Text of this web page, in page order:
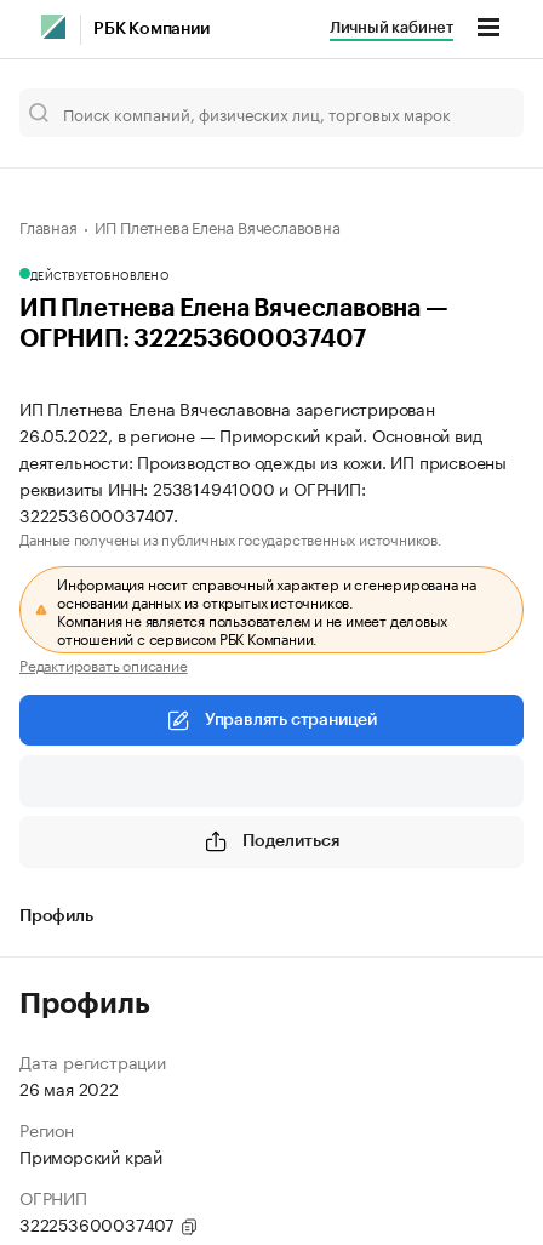
РБК Компании Личный кабинет
Главная ИП Плетнева Елена Вячеславовна
ДЕЙСТВУЕТОБНОВЛЕНО
ИП Плетнева Елена Вячеславовна —
ОГРНИП: 322253600037407
ИП Плетнева Елена Вячеславовна зарегистрирован
26.05.2022, в регионе — Приморский край. Основной вид
деятельности: Производство одежды из кожи. ИП присвоены
реквизиты ИНН: 253814941000 и ОГРНИП:
322253600037407.
Данные получены из публичных государственных источников.
Информация носит справочный характер и сгенерирована на
основании данных из открытых источников.
Компания не является пользователем и не имеет деловых
отношений с сервисом РБК Компании.
Редактировать описание
Управлять страницей
Поделиться
Профиль
Профиль
Дата регистрации
26 мая 2022
Регион
Приморский край
ОГРНИП
322253600037407